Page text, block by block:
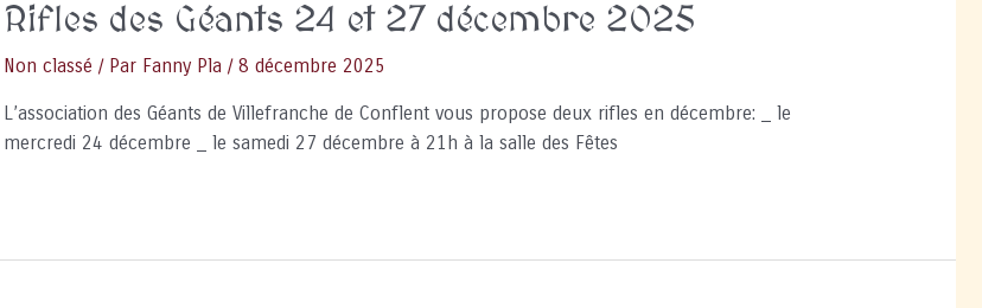
Rifles des Géants 24 et 27 décembre 2025
Non classé / Par Fanny Pla / 8 décembre 2025
L’association des Géants de Villefranche de Conflent vous propose deux rifles en décembre: _ le
mercredi 24 décembre _ le samedi 27 décembre à 21h à la salle des Fêtes